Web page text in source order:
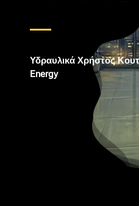
Υδραυλικά Χρήστος
Energy